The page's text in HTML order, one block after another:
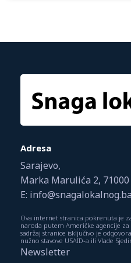
Adresa
Sarajevo,
Marka Marulića 2, 71000
E: info@snagalokalnog.ba
Ova internet stranica pokrenuta je
naroda putem Američke agencije
sadržaj stranice isključivo je
nužno stavove USAID-a ili Vlade
Newsletter